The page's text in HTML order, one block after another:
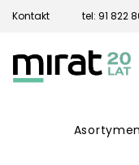
Kontakt tel: 91 822